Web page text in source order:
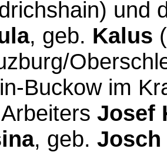
und
, geb. Kalus
Buckow im
Josef
, geb. Josch